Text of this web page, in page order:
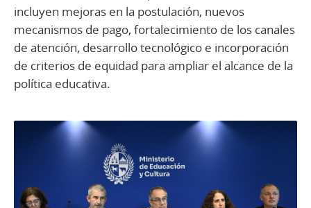
incluyen mejoras en la postulación, nuevos
mecanismos de pago, fortalecimiento de los canales
de atención, desarrollo tecnológico e incorporación
de criterios de equidad para ampliar el alcance de la
política educativa.